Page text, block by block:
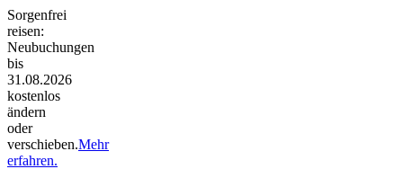
Sorgenfrei
reisen:
Neubuchungen
bis
31.08.2026
kostenlos
ändern
oder
verschieben.Mehr
erfahren.